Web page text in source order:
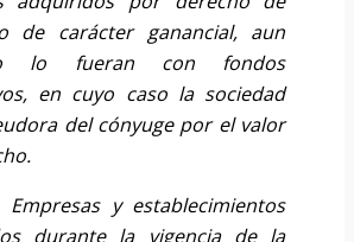
de carácter ganancial, aun
lo fueran con fondos
en cuyo caso la sociedad
del cónyuge por el valor
Empresas y establecimientos
durante la vigencia de la